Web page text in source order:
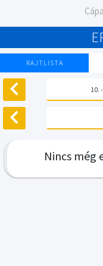
RAJTLISTA
10.
Nincs még